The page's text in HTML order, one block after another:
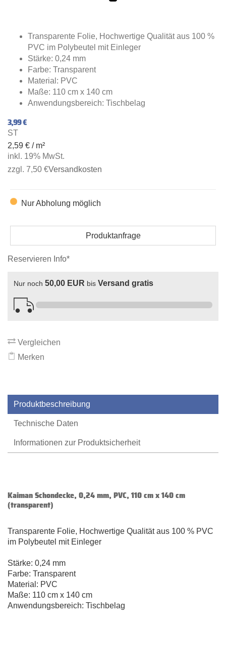
Transparente Folie, Hochwertige Qualität aus 100 %
PVC im Polybeutel mit Einleger
Stärke: 0,24 mm
Farbe: Transparent
Material: PVC
Maße: 110 cm x 140 cm
Anwendungsbereich: Tischbelag
3,99 €
ST
2,59 € / m²
inkl. 19% MwSt.
zzgl. 7,50 €Versandkosten
Nur Abholung möglich
Produktanfrage
Reservieren Info*
Nur noch 50,00 EUR bis Versand gratis
Vergleichen
Merken
Produktbeschreibung
Technische Daten
Informationen zur Produktsicherheit
Kaiman Schondecke, 0,24 mm, PVC, 110 cm x 140 cm
(transparent)
Transparente Folie, Hochwertige Qualität aus 100 % PVC
im Polybeutel mit Einleger
Stärke: 0,24 mm
Farbe: Transparent
Material: PVC
Maße: 110 cm x 140 cm
Anwendungsbereich: Tischbelag